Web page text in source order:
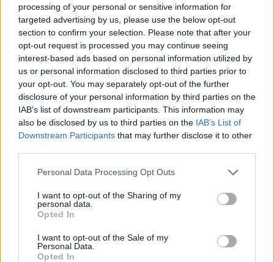
processing of your personal or sensitive information for
targeted advertising by us, please use the below opt-out
section to confirm your selection. Please note that after your
opt-out request is processed you may continue seeing
interest-based ads based on personal information utilized by
us or personal information disclosed to third parties prior to
your opt-out. You may separately opt-out of the further
disclosure of your personal information by third parties on the
IAB’s list of downstream participants. This information may
also be disclosed by us to third parties on the IAB’s List of
Downstream Participants that may further disclose it to other
Personal Data Processing Opt Outs
I want to opt-out of the Sharing of my
personal data.
Opted In
I want to opt-out of the Sale of my
Personal Data.
Opted In
Les limites de la colocation
Malgré ses nombreux avantages, la colocation demande des
concessions et peut entraîner des conflits liés aux rythmes de vie
ou à l’intimité. Lorsque la perte d’autonomie devient trop
importante, cette formule montre ses limites. La charge pour les
autres locataires peut devenir trop lourde, obligeant à envisager
une orientation vers un établissement médicalisé. Là, des soins
adaptés et une prise en charge globale garantissent la sécurité et
le confort nécessaires.
Previous article
Faut-il vraiment arrêter le
pain après 50 ans pour
rester en forme
Next article
Cheveux fins après 40 ans :
naturelles pour les épaissir